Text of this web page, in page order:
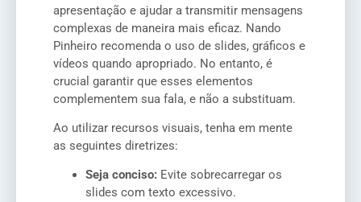
apresentação e ajudar a transmitir mensagens
complexas de maneira mais eficaz. Nando
Pinheiro recomenda o uso de slides, gráficos e
vídeos quando apropriado. No entanto, é
crucial garantir que esses elementos
complementem sua fala, e não a substituam.
Ao utilizar recursos visuais, tenha em mente
as seguintes diretrizes:
Seja conciso: Evite sobrecarregar os
slides com texto excessivo.